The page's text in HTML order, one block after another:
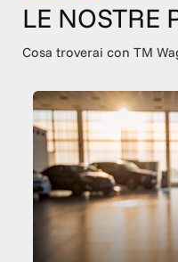
LE NOSTRE
Cosa troverai con TM